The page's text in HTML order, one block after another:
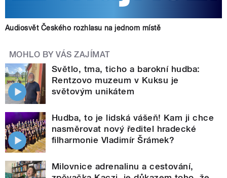
Audiosvět Českého rozhlasu na jednom místě
MOHLO BY VÁS ZAJÍMAT
Světlo, tma, ticho a barokní hudba:
Rentzovo muzeum v Kuksu je
světovým unikátem
Hudba, to je lidská vášeň! Kam ji chce
nasměrovat nový ředitel hradecké
filharmonie Vladimír Šrámek?
Milovnice adrenalinu a cestování,